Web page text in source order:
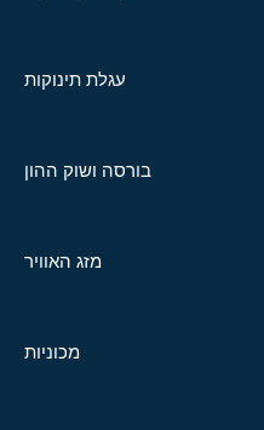
עגלת תינוקות
בורסה ושוק ההון
מזג האוויר
מכוניות